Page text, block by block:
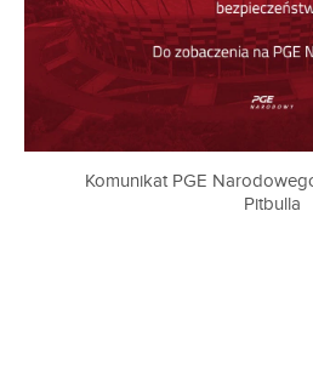
Komunikat PGE
Pitbulla